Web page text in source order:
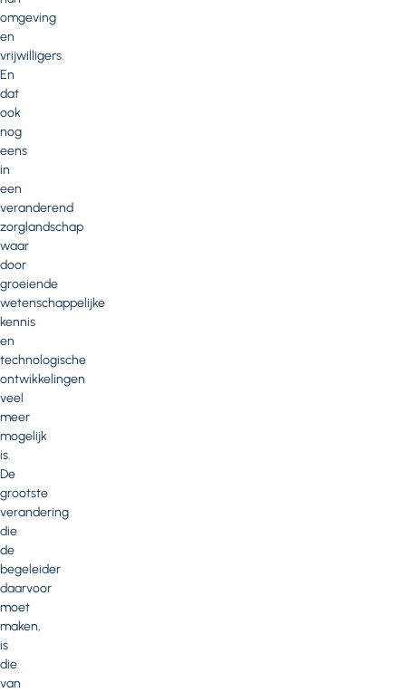
omgeving
en
vrijwilligers.
En
dat
ook
nog
eens
in
een
veranderend
zorglandschap
waar
door
groeiende
wetenschappelijke
kennis
en
technologische
ontwikkelingen
veel
meer
mogelijk
is.
De
grootste
verandering
die
de
begeleider
daarvoor
moet
maken,
is
die
van